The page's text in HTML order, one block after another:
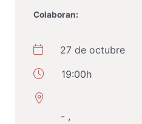
Colaboran:
27 de octubre
19:00h
- ,